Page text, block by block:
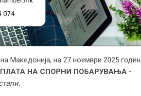
Македонија, на 27 ноември 2025
НА СПОРНИ ПОБАРУВАЊА -